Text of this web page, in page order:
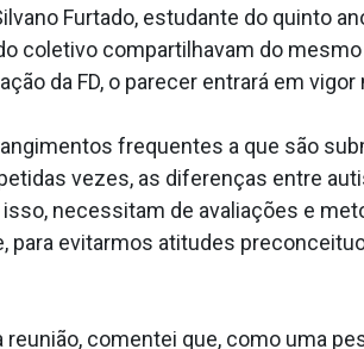
Furtado, estudante do quinto
coletivo compartilhavam do
da FD, o parecer entrará em
frequentes a que são
vezes, as diferenças entre
necessitam de avaliações e
evitarmos atitudes
comentei que, como uma